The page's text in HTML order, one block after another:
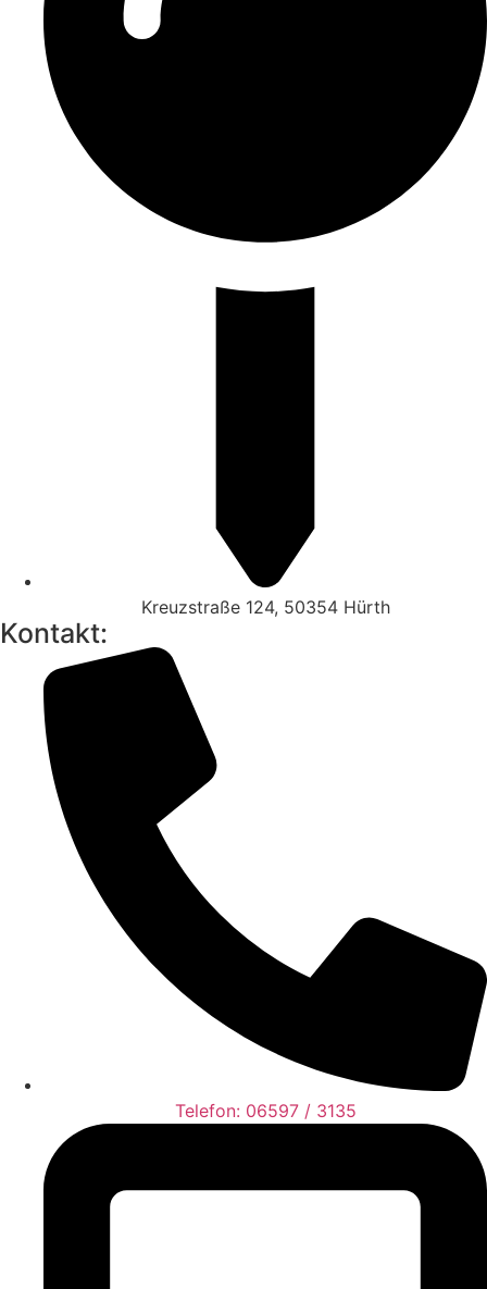
Kreuzstraße 124, 50354 Hürth
Kontakt:
Telefon: 06597 / 3135